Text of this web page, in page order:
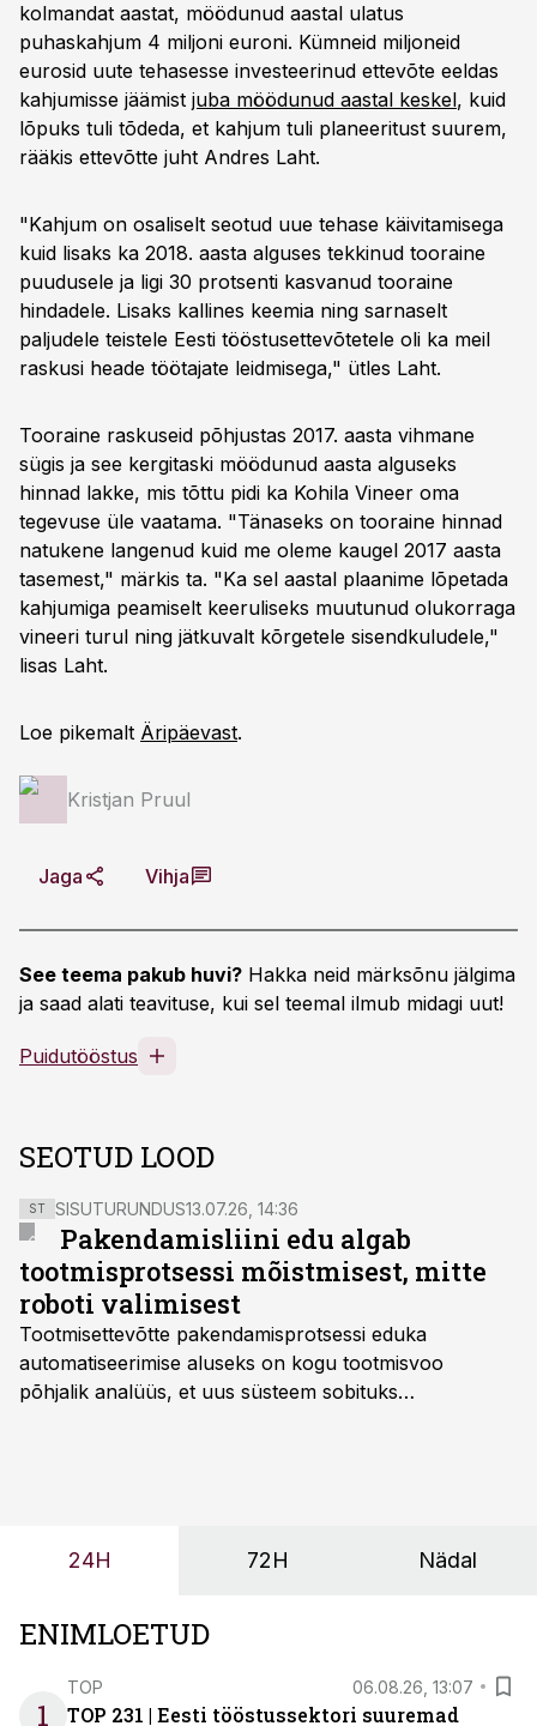
kolmandat aastat, möödunud aastal ulatus
puhaskahjum 4 miljoni euroni. Kümneid miljoneid
eurosid uute tehasesse investeerinud ettevõte eeldas
kahjumisse jäämist juba möödunud aastal keskel, kuid
lõpuks tuli tõdeda, et kahjum tuli planeeritust suurem,
rääkis ettevõtte juht Andres Laht.
"Kahjum on osaliselt seotud uue tehase käivitamisega
kuid lisaks ka 2018. aasta alguses tekkinud tooraine
puudusele ja ligi 30 protsenti kasvanud tooraine
hindadele. Lisaks kallines keemia ning sarnaselt
paljudele teistele Eesti tööstusettevõtetele oli ka meil
raskusi heade töötajate leidmisega," ütles Laht.
Tooraine raskuseid põhjustas 2017. aasta vihmane
sügis ja see kergitaski möödunud aasta alguseks
hinnad lakke, mis tõttu pidi ka Kohila Vineer oma
tegevuse üle vaatama. "Tänaseks on tooraine hinnad
natukene langenud kuid me oleme kaugel 2017 aasta
tasemest," märkis ta. "Ka sel aastal plaanime lõpetada
kahjumiga peamiselt keeruliseks muutunud olukorraga
vineeri turul ning jätkuvalt kõrgetele sisendkuludele,"
lisas Laht.
Loe pikemalt Äripäevast.
Kristjan Pruul
Jaga Vihja
See teema pakub huvi? Hakka neid märksõnu jälgima
ja saad alati teavituse, kui sel teemal ilmub midagi uut!
Puidutööstus
SEOTUD LOOD
ST SISUTURUNDUS13.07.26, 14:36
Pakendamisliini edu algab
tootmisprotsessi mõistmisest, mitte
roboti valimisest
Tootmisettevõtte pakendamisprotsessi eduka
automatiseerimise aluseks on kogu tootmisvoo
põhjalik analüüs, et uus süsteem sobituks
OÜ tegevjuht Sander Mitendorf.
24H 72H Nädal
ENIMLOETUD
1
TOP 06.08.26, 13:07
TOP 231 | Eesti tööstussektori suuremad